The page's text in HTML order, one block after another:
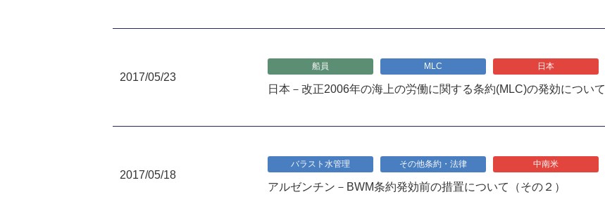
2017/05/23
船員 MLC 日本
日本－改正2006年の海上の労働に関する条約(MLC)の発効について
2017/05/18
バラスト水管理 その他条約・法律 中南米
アルゼンチン－BWM条約発効前の措置について（その２）